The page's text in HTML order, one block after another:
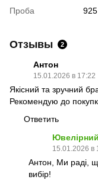
Проба 925
Отзывы 2
Антон
15.01.2026 в 17:22
Якісний та зручний
Рекомендую до
Ответить
Ювелірний
15.01.2026 в
Антон, Ми раді,
вибір!